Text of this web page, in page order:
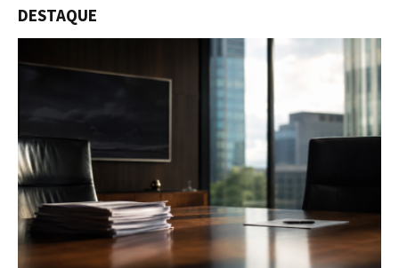
DESTAQUE